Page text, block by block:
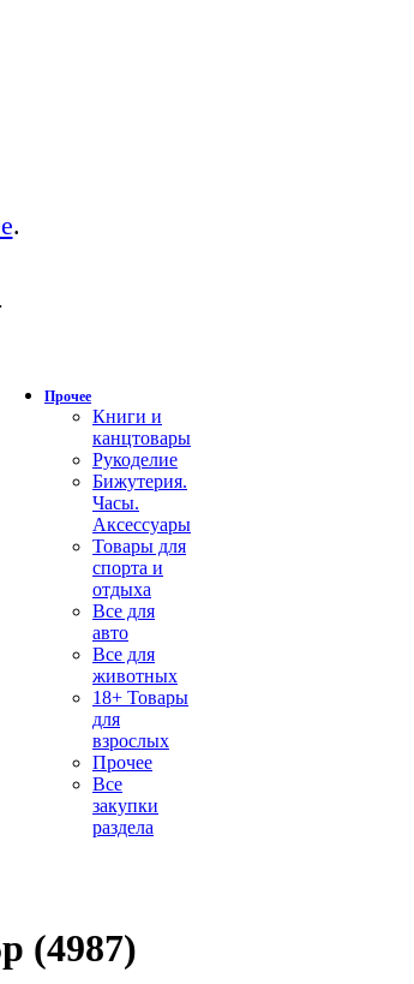
.
Прочее
Книги и
канцтовары
Рукоделие
Бижутерия.
Часы.
Аксессуары
Товары для
спорта и
отдыха
Все для
авто
Все для
животных
18+ Товары
для
взрослых
Прочее
Все
закупки
раздела
(4987)